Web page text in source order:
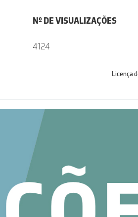
Nº DE VISUALIZAÇÕES
4124
Licença